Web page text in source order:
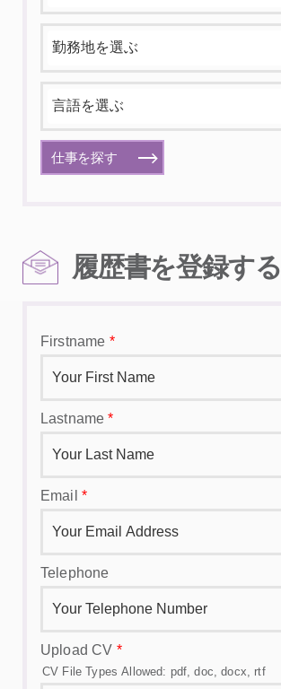
仕事を探す
履歴書を登録する
Firstname *
Lastname*
Email *
Telephone
Upload CV *
CV File Types Allowed: pdf, doc, docx, rtf